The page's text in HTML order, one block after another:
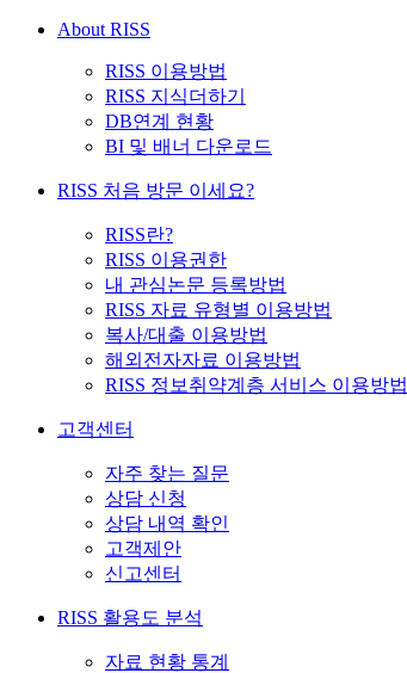
About RISS
RISS 이용방법
RISS 지식더하기
DB연계 현황
BI 및 배너 다운로드
RISS 처음 방문 이세요?
RISS란?
RISS 이용권한
내 관심논문 등록방법
RISS 자료 유형별 이용방법
복사/대출 이용방법
해외전자자료 이용방법
RISS 정보취약계층 서비스 이용방법
고객센터
자주 찾는 질문
상담 신청
상담 내역 확인
고객제안
신고센터
RISS 활용도 분석
자료 현황 통계